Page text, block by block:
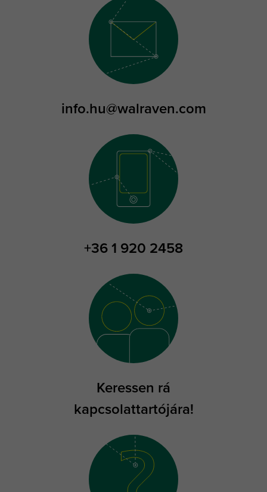
info.hu@walraven.com
+36 1 920 2458
Keressen rá
kapcsolattartójára!